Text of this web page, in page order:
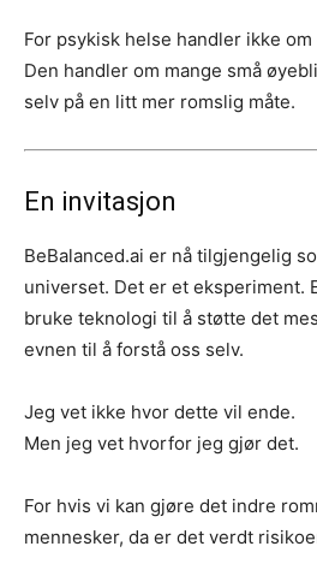
For psykisk helse handler ikke
Den handler om mange små
selv på en litt mer romslig måte.
En invitasjon
BeBalanced.ai er nå tilgjengelig
universet. Det er et eksperiment.
bruke teknologi til å støtte det
evnen til å forstå oss selv.
Jeg vet ikke hvor dette vil ende.
Men jeg vet hvorfor jeg gjør det.
For hvis vi kan gjøre det indre
mennesker, da er det verdt